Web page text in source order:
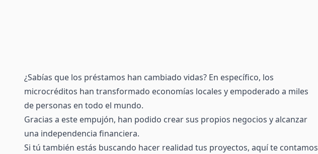
¿Sabías que los préstamos han cambiado vidas? En específico, los
microcréditos han transformado economías locales y empoderado a miles
de personas en todo el mundo.
Gracias a este empujón, han podido crear sus propios negocios y alcanzar
una independencia financiera.
Si tú también estás buscando hacer realidad tus proyectos, aquí te contamos